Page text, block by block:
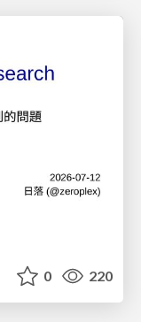
0 220